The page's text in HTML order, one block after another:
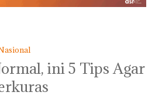
ini 5 Tips Agar